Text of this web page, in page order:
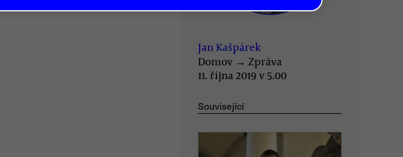
Jan Kašpárek
Domov → Zpráva
11. října 2019 v 5.00
Související